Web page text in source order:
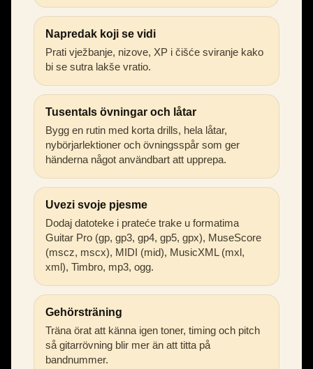
Napredak koji se vidi
Prati vježbanje, nizove, XP i čišće sviranje kako
bi se sutra lakše vratio.
Tusentals övningar och låtar
Bygg en rutin med korta drills, hela låtar,
nybörjarlektioner och övningsspår som ger
händerna något användbart att upprepa.
Uvezi svoje pjesme
Dodaj datoteke i prateće trake u formatima
Guitar Pro (gp, gp3, gp4, gp5, gpx), MuseScore
(mscz, mscx), MIDI (mid), MusicXML (mxl,
xml), Timbro, mp3, ogg.
Gehörsträning
Träna örat att känna igen toner, timing och pitch
så gitarrövning blir mer än att titta på
bandnummer.